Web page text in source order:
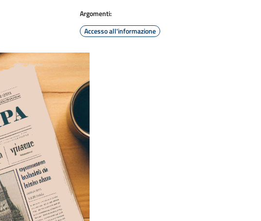
Argomenti:
Accesso all'informazione